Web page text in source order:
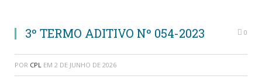
3º TERMO ADITIVO Nº 054-2023 0
POR CPL EM 2 DE JUNHO DE 2026